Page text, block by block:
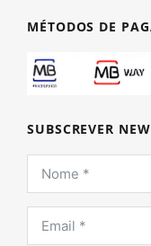
MÉTODOS DE
SUBSCREVER